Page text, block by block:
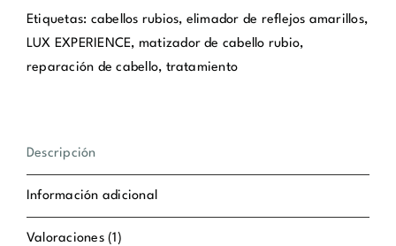
CABELLO
RUBIO
cantidad
Etiquetas: cabellos rubios, elimador de reflejos amarillos,
LUX EXPERIENCE, matizador de cabello rubio,
reparación de cabello, tratamiento
Descripción
Información adicional
Valoraciones (1)